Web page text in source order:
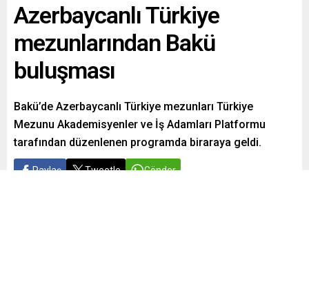
Azerbaycanlı Türkiye
mezunlarından Bakü
buluşması
Bakü’de Azerbaycanlı Türkiye mezunları Türkiye
Mezunu Akademisyenler ve İş Adamları Platformu
tarafından düzenlenen programda biraraya geldi.
Paylaş Tweetle Gönder